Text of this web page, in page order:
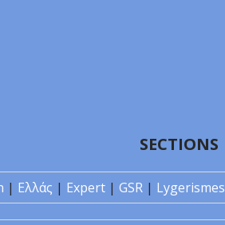
SECTIONS
| Ελλάς | Expert | GSR | Lygerismes